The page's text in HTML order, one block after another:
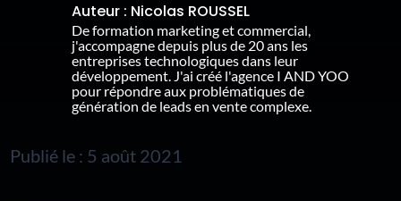
Auteur : Nicolas ROUSSEL
De formation marketing et commercial,
j'accompagne depuis plus de 20 ans les
entreprises technologiques dans leur
développement. J'ai créé l'agence I AND YOO
pour répondre aux problématiques de
génération de leads en vente complexe.
Publié le : 5 août 2021